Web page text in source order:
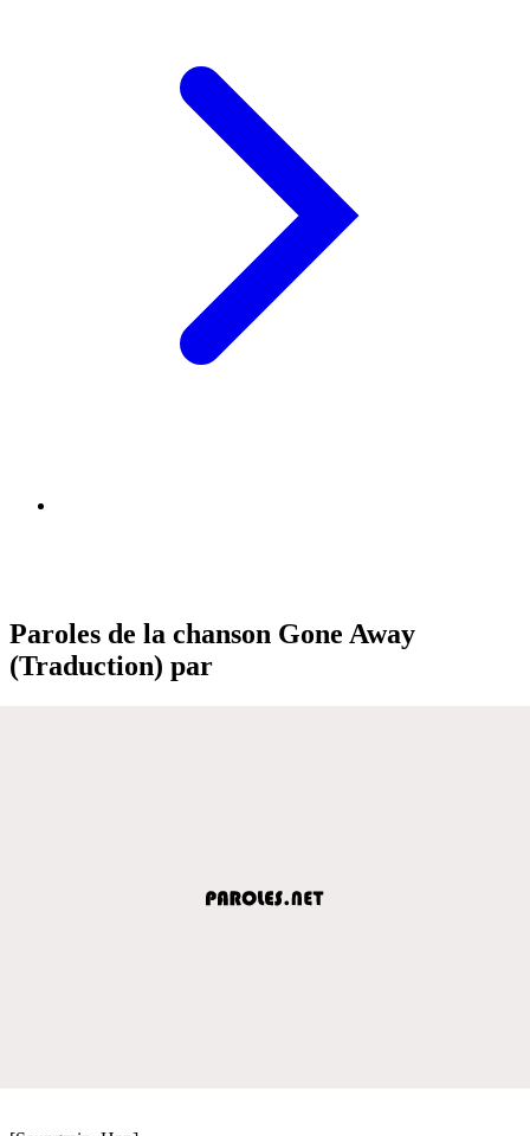
Paroles de la chanson Gone Away
(Traduction) par